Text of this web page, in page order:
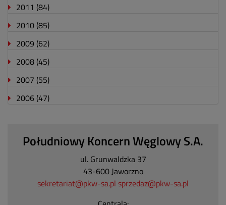
2011 (84)
2010 (85)
2009 (62)
2008 (45)
2007 (55)
2006 (47)
Południowy Koncern Węglowy S.A.
ul. Grunwaldzka 37
43-600 Jaworzno
sekretariat@pkw-sa.pl sprzedaz@pkw-sa.pl